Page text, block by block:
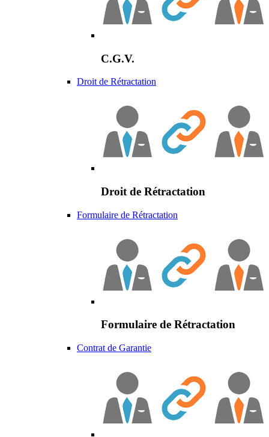
C.G.V.
Droit de Rétractation
Droit de Rétractation
Formulaire de Rétractation
Formulaire de Rétractation
Contrat de Garantie